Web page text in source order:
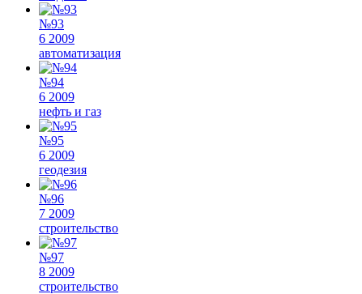
№93
6 2009
автоматизация
№94
6 2009
нефть и газ
№95
6 2009
геодезия
№96
7 2009
строительство
№97
8 2009
строительство